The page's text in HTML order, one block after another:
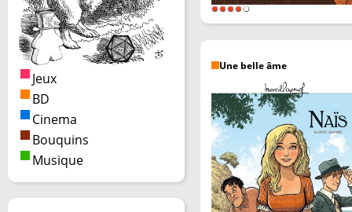
Jeux
BD
Cinema
Bouquins
Musique
Une belle âme